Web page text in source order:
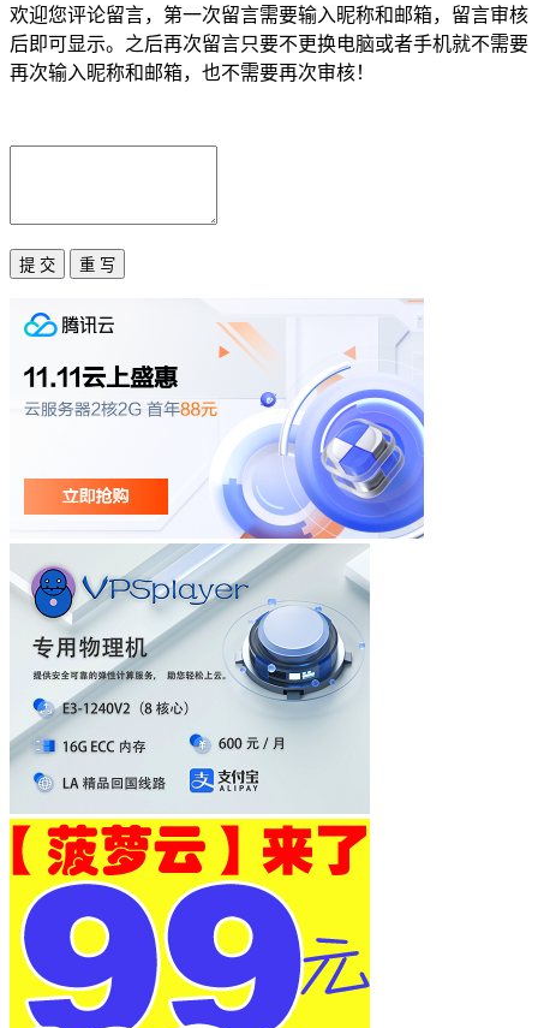
欢迎您评论留言，第一次留言需要输入昵称和邮箱，留言审核
后即可显示。之后再次留言只要不更换电脑或者手机就不需要
再次输入昵称和邮箱，也不需要再次审核！